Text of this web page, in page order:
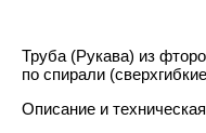
Труба (Рукава) из
по спирали
Описание и